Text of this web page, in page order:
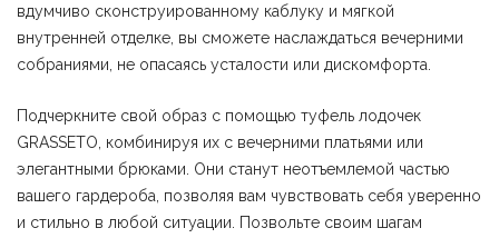
вдумчиво сконструированному каблуку и мягкой
внутренней отделке, вы сможете наслаждаться вечерними
собраниями, не опасаясь усталости или дискомфорта.
Подчеркните свой образ с помощью туфель лодочек
GRASSETO, комбинируя их с вечерними платьями или
элегантными брюками. Они станут неотъемлемой частью
вашего гардероба, позволяя вам чувствовать себя уверенно
и стильно в любой ситуации. Позвольте своим шагам